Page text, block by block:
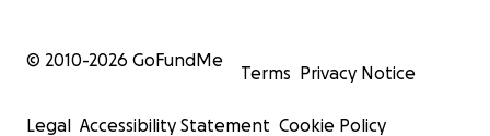
© 2010-2026 GoFundMe
Terms Privacy Notice
Legal Accessibility Statement Cookie Policy